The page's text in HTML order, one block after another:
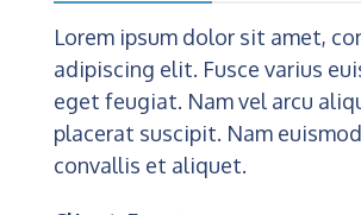
Lorem ipsum dolor sit amet,
adipiscing elit. Fusce varius
eget feugiat. Nam vel arcu
placerat suscipit. Nam
convallis et aliquet.